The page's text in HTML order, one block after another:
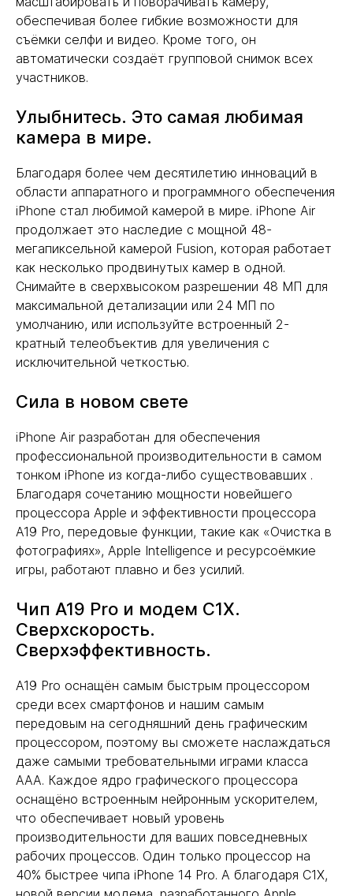
обеспечивая более гибкие возможности для
съёмки селфи и видео. Кроме того, он
автоматически создаёт групповой снимок всех
участников.
Улыбнитесь. Это самая любимая
камера в мире.
Благодаря более чем десятилетию инноваций в
области аппаратного и программного обеспечения
iPhone стал любимой камерой в мире. iPhone Air
продолжает это наследие с мощной 48-
мегапиксельной камерой Fusion, которая работает
как несколько продвинутых камер в одной.
Снимайте в сверхвысоком разрешении 48 МП для
максимальной детализации или 24 МП по
умолчанию, или используйте встроенный 2-
кратный телеобъектив для увеличения с
исключительной четкостью.
Сила в новом свете
iPhone Air разработан для обеспечения
профессиональной производительности в самом
тонком iPhone из когда-либо существовавших .
Благодаря сочетанию мощности новейшего
процессора Apple и эффективности процессора
A19 Pro, передовые функции, такие как «Очистка в
фотографиях», Apple Intelligence и ресурсоёмкие
игры, работают плавно и без усилий.
Чип A19 Pro и модем C1X.
Сверхскорость.
Сверхэффективность.
A19 Pro оснащён самым быстрым процессором
среди всех смартфонов и нашим самым
передовым на сегодняшний день графическим
процессором, поэтому вы сможете наслаждаться
даже самыми требовательными играми класса
AAA. Каждое ядро графического процессора
оснащёно встроенным нейронным ускорителем,
что обеспечивает новый уровень
производительности для ваших повседневных
рабочих процессов. Один только процессор на
40% быстрее чипа iPhone 14 Pro. А благодаря C1X,